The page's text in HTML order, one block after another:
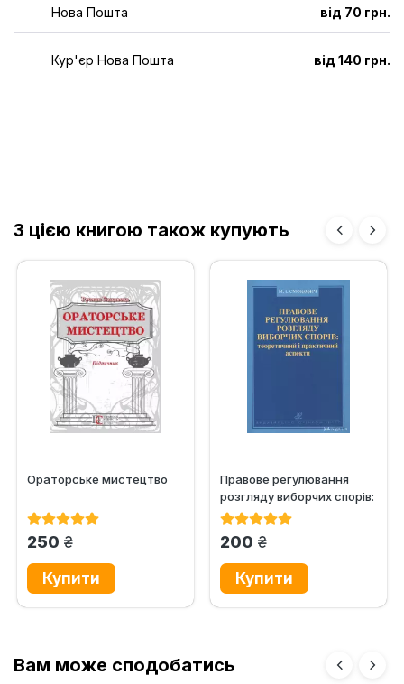
Нова Пошта від 70 грн.
Кур'єр Нова Пошта від 140 грн.
З цією книгою також купують
Ораторське мистецтво
250 грн.
Правове регулювання
розгляду виборчих спорів:
теоретичний і
200 грн.
Вам може сподобатись